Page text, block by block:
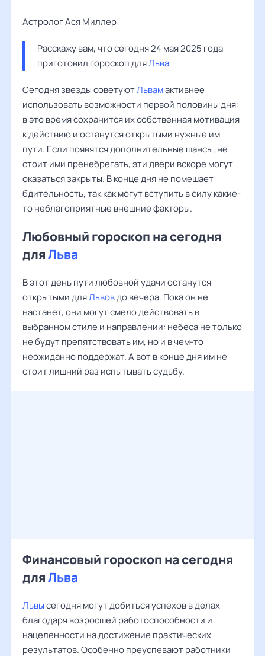
Астролог Ася Миллер:
Расскажу вам, что сегодня 24 мая 2025 года
приготовил гороскоп для Льва
Сегодня звезды советуютЛьвамактивнее
использовать возможности первой половины дня:
в это время сохранится их собственная мотивация
к действию и останутся открытыми нужные им
пути. Если появятся дополнительные шансы, не
стоит ими пренебрегать, эти двери вскоре могут
оказаться закрыты. В конце дня не помешает
бдительность, так как могут вступить в силу какие-
то неблагоприятные внешние факторы.
Любовный гороскоп на сегодня
дляЛьва
В этот день пути любовной удачи останутся
открытыми дляЛьвовдо вечера. Пока он не
настанет, они могут смело действовать в
выбранном стиле и направлении: небеса не только
не будут препятствовать им, но и в чем-то
неожиданно поддержат. А вот в конце дня им не
стоит лишний раз испытывать судьбу.
Финансовый гороскоп на сегодня
дляЛьва
Львысегодня могут добиться успехов в делах
благодаря возросшей работоспособности и
нацеленности на достижение практических
результатов. Особенно преуспевают работники